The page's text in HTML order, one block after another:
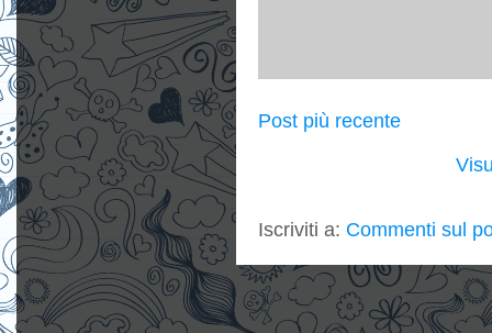
Post più recente
Iscriviti a: Commenti sul